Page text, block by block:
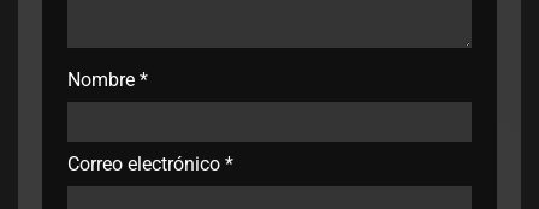
Nombre *
Correo electrónico *